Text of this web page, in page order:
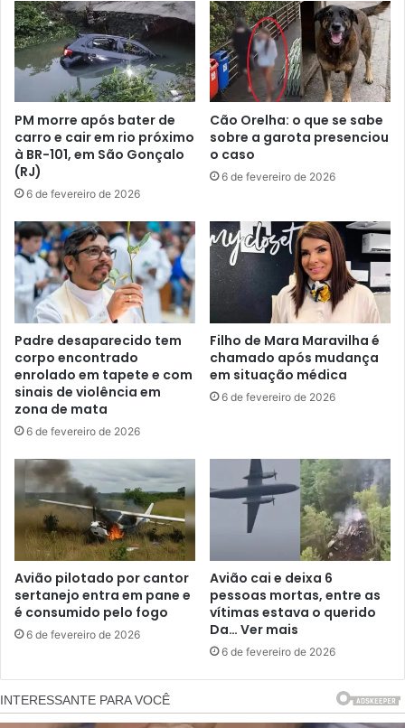
PM morre após bater de
carro e cair em rio próximo
à BR-101, em São Gonçalo
(RJ)
6 de fevereiro de 2026
Cão Orelha: o que se sabe
sobre a garota presenciou
o caso
6 de fevereiro de 2026
Padre desaparecido tem
corpo encontrado
enrolado em tapete e com
sinais de violência em
zona de mata
6 de fevereiro de 2026
Filho de Mara Maravilha é
chamado após mudança
em situação médica
6 de fevereiro de 2026
Avião pilotado por cantor
sertanejo entra em pane e
é consumido pelo fogo
6 de fevereiro de 2026
Avião cai e deixa 6
pessoas mortas, entre as
vítimas estava o querido
Da… Ver mais
6 de fevereiro de 2026